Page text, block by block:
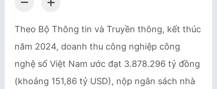
Theo Bộ Thông tin và Truyền thông, kết thúc
năm 2024, doanh thu công nghiệp công
nghệ số Việt Nam ước đạt 3.878.296 tỷ đồng
(khoảng 151,86 tỷ USD), nộp ngân sách nhà